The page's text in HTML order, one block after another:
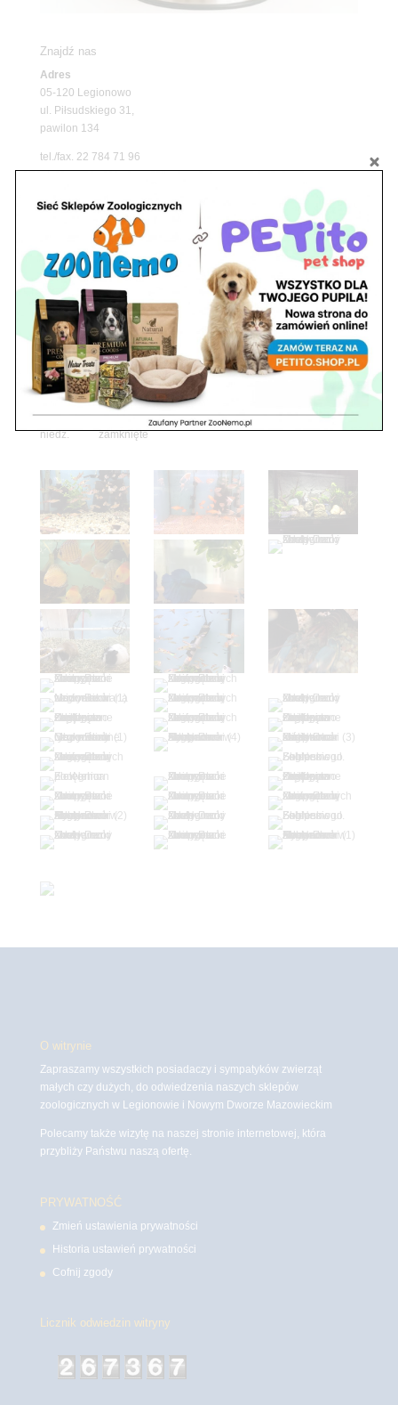
Znajdź nas
Adres
05-120 Legionowo
ul. Piłsudskiego 31,
pawilon 134
tel./fax. 22 784 71 96
pon. – piąt. 10.00 – 19.00
sob. 10.00 – 15.00
niedz. zamknięte
Adres
05-100 Nowy Dwór Mazowiecki
ul. Leśna 2
tel. 503 900 215
Godziny pracy
pon. – piąt. 10.00 – 19.00
sob. 8.00 – 15.00
niedz. zamknięte
O witrynie
Zapraszamy wszystkich posiadaczy i sympatyków zwierząt
małych czy dużych, do odwiedzenia naszych sklepów
zoologicznych w Legionowie i Nowym Dworze Mazowieckim
Polecamy także wizytę na naszej stronie internetowej, która
przybliży Państwu naszą ofertę.
PRYWATNOŚĆ
Zmień ustawienia prywatności
Historia ustawień prywatności
Cofnij zgody
Licznik odwiedzin witryny